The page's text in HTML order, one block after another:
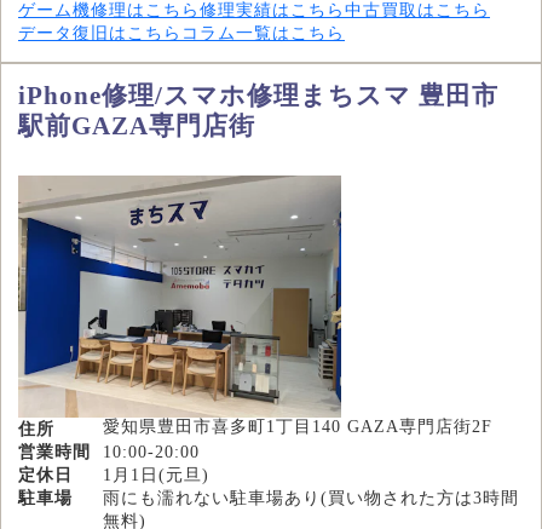
ゲーム機修理はこちら 修理実績はこちら 中古買取はこちら
データ復旧はこちら コラム一覧はこちら
iPhone修理/スマホ修理まちスマ 豊田市
駅前GAZA専門店街
住所
愛知県豊田市喜多町1丁目140 GAZA専門店街2F
営業時間
10:00-20:00
定休日
1月1日(元旦)
駐車場
雨にも濡れない駐車場あり(買い物された方は3時間
無料)